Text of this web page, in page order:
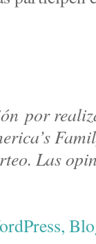
por
Las